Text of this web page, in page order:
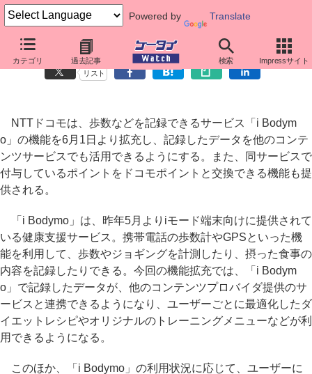
Powered by Translate
カテゴリ 過去記事 検索 Impressサイト
ドコモのi Bodymo、他サービス連携やドコモポイント交換が可能に
リスト
NTTドコモは、歩数などを記録できるサービス「i Bodym
o」の機能を6月1日より拡充し、記録したデータを他のコンテ
ンツサービスでも活用できるようにする。また、同サービスで
付与しているポイントをドコモポイントと交換できる機能も提
供される。
「i Bodymo」は、昨年5月よりiモード端末向けに提供されて
いる健康支援サービス。携帯電話の歩数計やGPSといった機
能を利用して、歩数やジョギングを計測したり、摂った食事の
内容を記録したりできる。今回の機能拡充では、「i Bodym
o」で記録したデータが、他のコンテンツプロバイダ提供のサ
ービスと連携できるようになり、ユーザーごとに最適化したダ
イエットレシピやオリジナルのトレーニングメニューなどが利
用できるようになる。
このほか、「i Bodymo」の利用状況に応じて、ユーザーに